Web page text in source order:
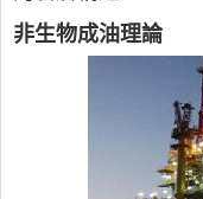
非生物成油理論